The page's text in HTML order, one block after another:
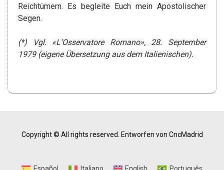
Reichtümern. Es begleite Euch mein Apostolischer
Segen.
(*) Vgl. «L’Osservatore Romano», 28. September
1979 (eigene Übersetzung aus dem Italienischen).
Copyright © All rights reserved. Entworfen von CncMadrid